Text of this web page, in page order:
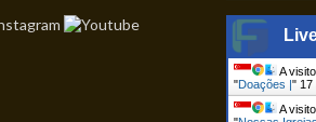
A
"Doações | " 17
A